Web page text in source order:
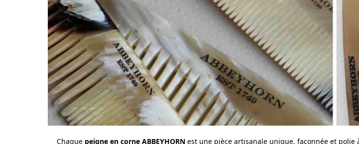
Chaque peigne en corne ABBEYHORNest une pièce artisanale unique, façonnée et polie